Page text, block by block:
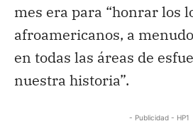
mes era para “honrar los
afroamericanos, a
en todas las áreas de
nuestra historia”.
- Publicidad - HP1